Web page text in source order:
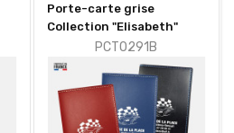
Porte-carte grise
Collection "Elisabeth"
PCT0291B